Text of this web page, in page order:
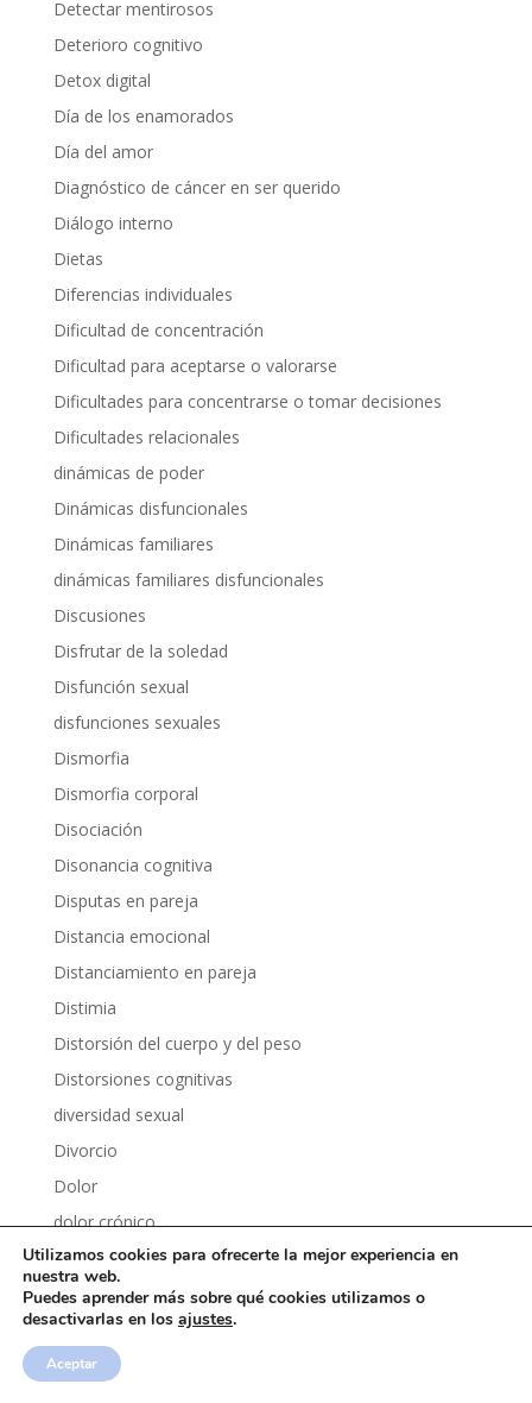
Detectar mentirosos
Deterioro cognitivo
Detox digital
Día de los enamorados
Día del amor
Diagnóstico de cáncer en ser querido
Diálogo interno
Dietas
Diferencias individuales
Dificultad de concentración
Dificultad para aceptarse o valorarse
Dificultades para concentrarse o tomar decisiones
Dificultades relacionales
dinámicas de poder
Dinámicas disfuncionales
Dinámicas familiares
dinámicas familiares disfuncionales
Discusiones
Disfrutar de la soledad
Disfunción sexual
disfunciones sexuales
Dismorfia
Dismorfia corporal
Disociación
Disonancia cognitiva
Disputas en pareja
Distancia emocional
Distanciamiento en pareja
Distimia
Distorsión del cuerpo y del peso
Distorsiones cognitivas
diversidad sexual
Divorcio
Dolor
dolor crónico
Dolor invisible
Dolor y psicología
Dopamina
Dopamina fácil
Utilizamos cookies para ofrecerte la mejor experiencia en
nuestra web.
Puedes aprender más sobre qué cookies utilizamos o
desactivarlas en los ajustes.
Aceptar